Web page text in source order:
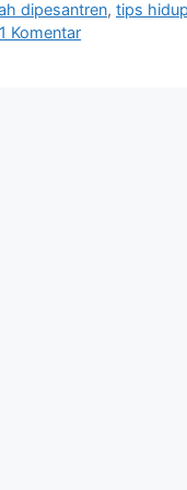
dipesantren, tips
1 Komentar